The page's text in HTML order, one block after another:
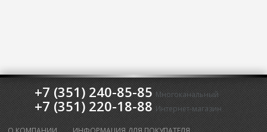
+7 (351) 240-85-85 Многоканальный
+7 (351) 220-18-88 Интернет-магазин